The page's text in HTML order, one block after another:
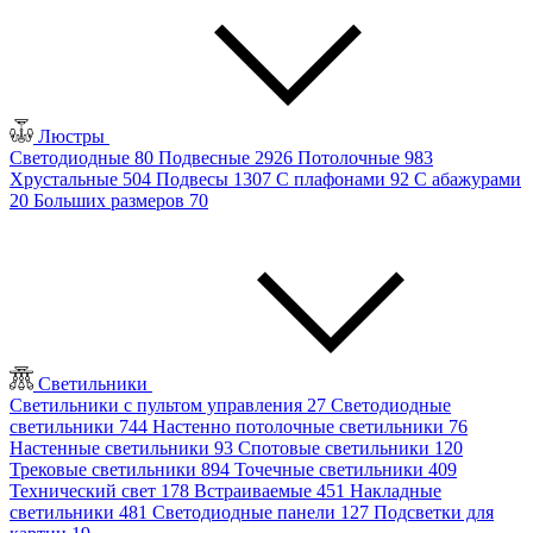
Люстры
Светодиодные 80 Подвесные 2926 Потолочные 983
Хрустальные 504 Подвесы 1307 С плафонами 92 С абажурами
20 Больших размеров 70
Светильники
Светильники с пультом управления 27 Светодиодные
светильники 744 Настенно потолочные светильники 76
Настенные светильники 93 Спотовые светильники 120
Трековые светильники 894 Точечные светильники 409
Технический свет 178 Встраиваемые 451 Накладные
светильники 481 Светодиодные панели 127 Подсветки для